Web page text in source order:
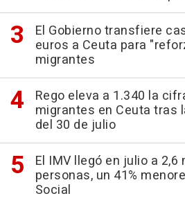
El Gobierno transfiere
euros a Ceuta para
migrantes
Rego eleva a 1.340 la
migrantes en Ceuta tras
del 30 de julio
El IMV llegó en julio a 2,6
personas, un 41%
Social